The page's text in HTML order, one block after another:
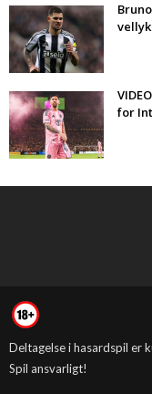
for
Deltagelse i hasardspil er
Spil ansvarligt!